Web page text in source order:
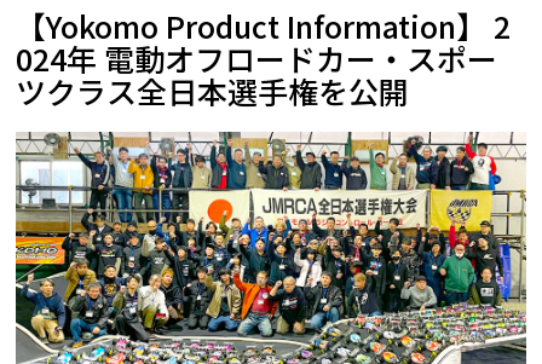
【Yokomo Product Information】 2
024年 電動オフロードカー・スポー
ツクラス全日本選手権を公開